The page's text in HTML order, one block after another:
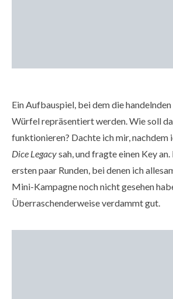
Ein Aufbauspiel, bei dem die
Würfel repräsentiert werden. Wie soll
funktionieren? Dachte ich mir, nachdem
Dice Legacysah, und fragte einen Key
ersten paar Runden, bei denen ich
Mini-Kampagne noch nicht gesehen
Überraschenderweise verdammt gut.